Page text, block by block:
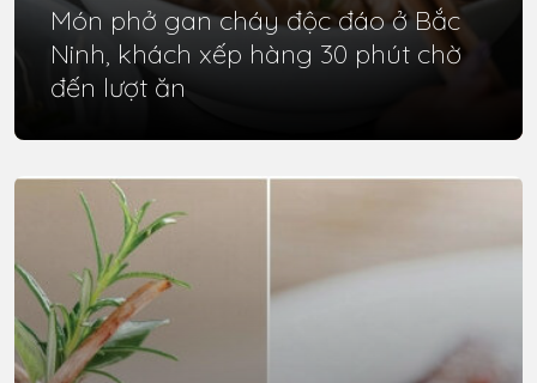
Món phở gan cháy độc đáo ở Bắc
Ninh, khách xếp hàng 30 phút chờ
đến lượt ăn